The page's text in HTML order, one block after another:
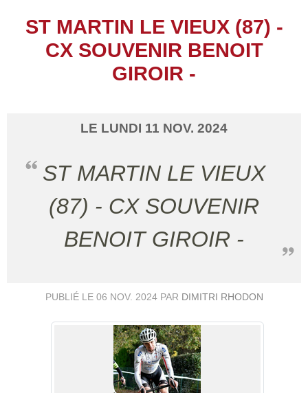
ST MARTIN LE VIEUX (87) -
CX SOUVENIR BENOIT
GIROIR -
LE LUNDI 11 NOV. 2024
ST MARTIN LE VIEUX
(87) - CX SOUVENIR
BENOIT GIROIR -
PUBLIÉ LE 06 NOV. 2024PAR DIMITRI RHODON